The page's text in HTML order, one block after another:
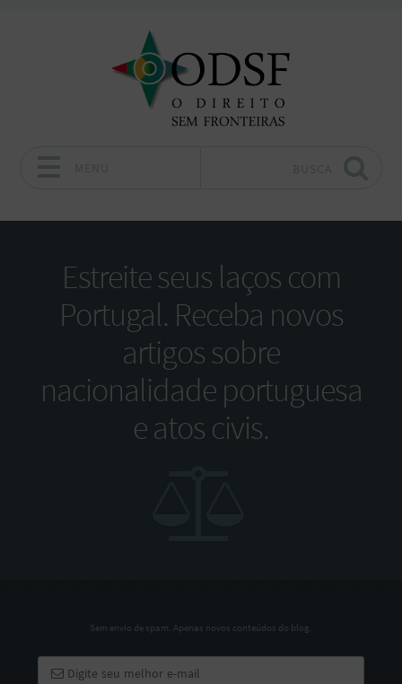
Estreite seus laços com
Portugal. Receba novos
artigos sobre
nacionalidade portuguesa
e atos civis.
Sem envio de spam. Apenas novos conteúdos do blog.